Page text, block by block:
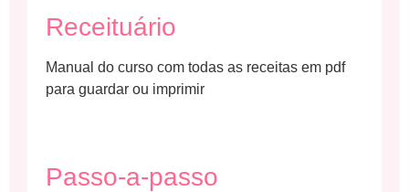
Receituário
Manual do curso com todas as receitas em pdf
para guardar ou imprimir
Passo-a-passo